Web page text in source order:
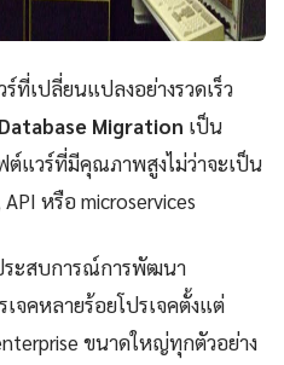
เปลี่ยนแปลงอย่างรวดเร็ว
Migration เป็น
แวร์ที่มีคุณภาพสูงไม่ว่าจะเป็น
หรือ microservices
ระสบการณ์การพัฒนา
จคหลายร้อยโปรเจคตั้งแต่
ขนาดใหญ่ทุกตัวอย่าง